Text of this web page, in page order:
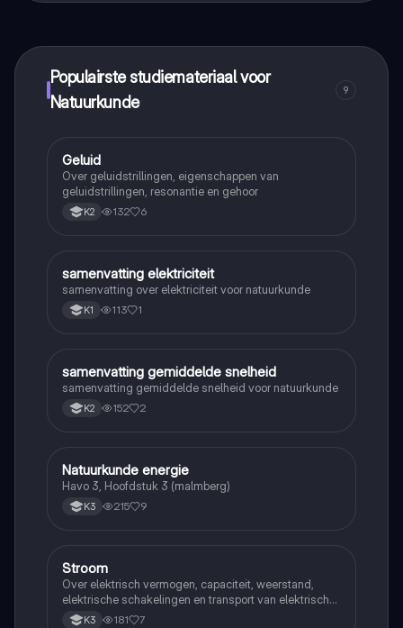
Populairste studiemateriaal voor
Natuurkunde
9
Natuurkunde
Geluid
Over geluidstrillingen, eigenschappen van
geluidstrillingen, resonantie en gehoor
K2 132 6
Natuurkunde
samenvatting elektriciteit
samenvatting over elektriciteit voor natuurkunde
K1 113 1
Natuurkunde
samenvatting gemiddelde snelheid
samenvatting gemiddelde snelheid voor natuurkunde
K2 152 2
Natuurkunde
Natuurkunde energie
Havo 3, Hoofdstuk 3 (malmberg)
K3 215 9
Natuurkunde
Stroom
Over elektrisch vermogen, capaciteit, weerstand,
elektrische schakelingen en transport van elektrische
energie
K3 181 7